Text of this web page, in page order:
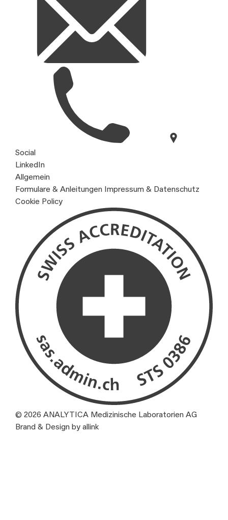
Social
LinkedIn
Allgemein
Formulare & Anleitungen Impressum & Datenschutz
Cookie Policy
© 2026 ANALYTICA Medizinische Laboratorien AG
Brand & Design by allink